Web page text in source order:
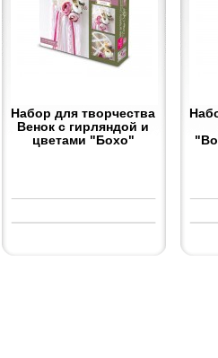
Набор для творчества
Венок с гирляндой и
цветами "Бохо"